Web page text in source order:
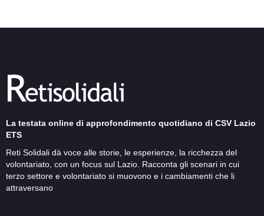
La testata online di approfondimento quotidiano di CSV Lazio
ETS
Reti Solidali dà voce alle storie, le esperienze, la ricchezza del
volontariato, con un focus sul Lazio. Racconta gli scenari in cui
terzo settore e volontariato si muovono e i cambiamenti che li
attraversano